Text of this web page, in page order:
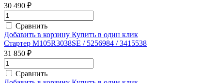
30 490 ₽
Сравнить
Добавить в корзину Купить в один клик
Стартер M105R3038SE / 5256984 / 3415538
31 850 ₽
Сравнить